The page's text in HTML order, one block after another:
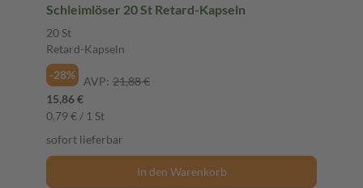
Schleimlöser 20 St Retard-Kapseln
20 St
Retard-Kapseln
-28%
AVP: 21,88 €
15,86 €
0,79 € / 1 St
sofort lieferbar
In den Warenkorb